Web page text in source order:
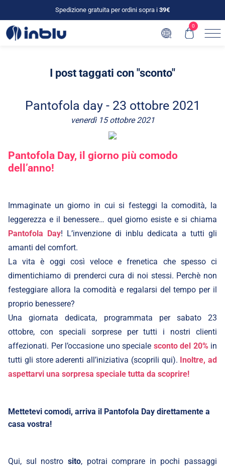
Spedizione gratuita per ordini sopra i 39€
0
I post taggati con "sconto"
Pantofola day - 23 ottobre 2021
venerdì 15 ottobre 2021
Pantofola Day, il giorno più comodo
dell’anno!
Immaginate un giorno in cui si festeggi la comodità, la
leggerezza e il benessere… quel giorno esiste e si chiama
Pantofola Day! L’invenzione di inblu dedicata a tutti gli
amanti del comfort.
La vita è oggi così veloce e frenetica che spesso ci
dimentichiamo di prenderci cura di noi stessi. Perchè non
festeggiare allora la comodità e regalarsi del tempo per il
proprio benessere?
Una giornata dedicata, programmata per sabato 23
ottobre, con speciali sorprese per tutti i nostri clienti
affezionati. Per l’occasione uno speciale sconto del 20%in
tutti gli store aderenti all’iniziativa (scoprili qui). Inoltre, ad
aspettarvi una sorpresa speciale tutta da scoprire!
Mettetevi comodi, arriva il Pantofola Day direttamente a
casa vostra!
Qui, sul nostro sito, potrai comprare in pochi passaggi